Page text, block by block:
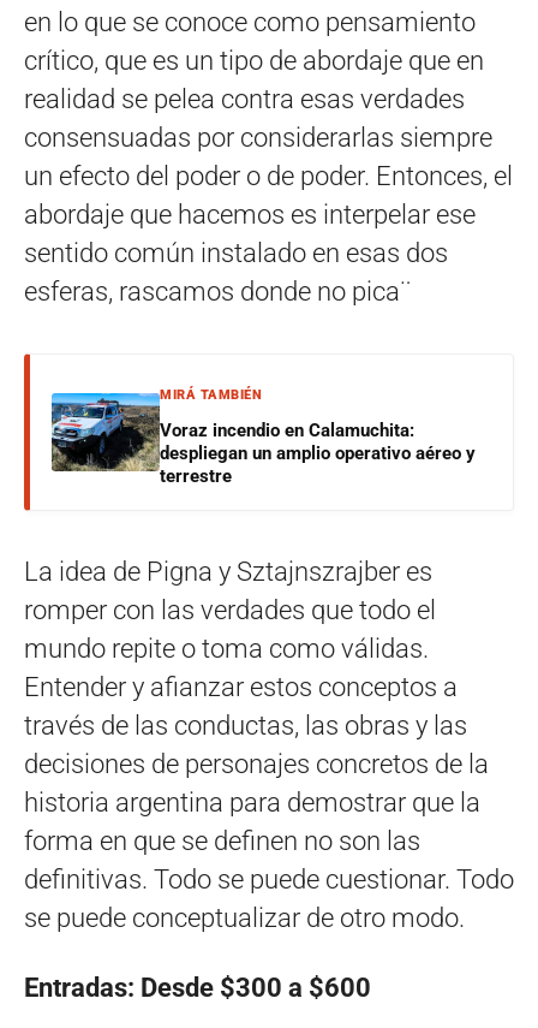
en lo que se conoce como pensamiento
crítico, que es un tipo de abordaje que en
realidad se pelea contra esas verdades
consensuadas por considerarlas siempre
un efecto del poder o de poder. Entonces, el
abordaje que hacemos es interpelar ese
sentido común instalado en esas dos
esferas, rascamos donde no pica¨
MIRÁ TAMBIÉN
Voraz incendio en Calamuchita:
despliegan un amplio operativo aéreo y
terrestre
La idea de Pigna y Sztajnszrajber es
romper con las verdades que todo el
mundo repite o toma como válidas.
Entender y afianzar estos conceptos a
través de las conductas, las obras y las
decisiones de personajes concretos de la
historia argentina para demostrar que la
forma en que se definen no son las
definitivas. Todo se puede cuestionar. Todo
se puede conceptualizar de otro modo.
Entradas: Desde $300 a $600